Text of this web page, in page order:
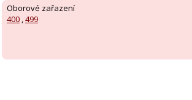
Oborové zařazení
400 ,499